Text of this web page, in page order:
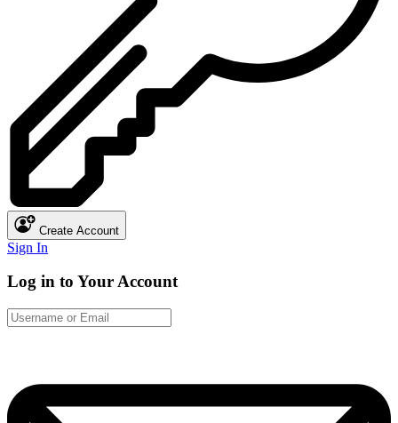
Create Account
Sign In
Log in to Your Account